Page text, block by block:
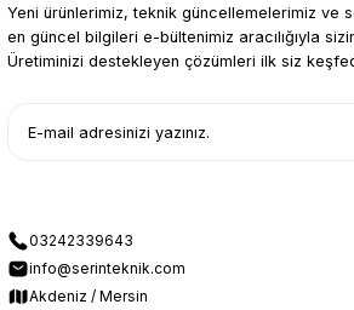
Yeni ürünlerimiz, teknik güncellemelerimiz ve
en güncel bilgileri e-bültenimiz aracılığıyla
Üretiminizi destekleyen çözümleri ilk siz
03242339643
info@serinteknik.com
Akdeniz / Mersin